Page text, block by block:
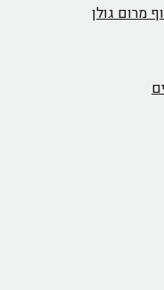
מרום גולן